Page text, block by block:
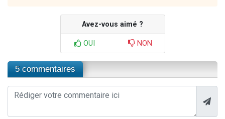
Avez-vous aimé ?
OUI NON
5 commentaires